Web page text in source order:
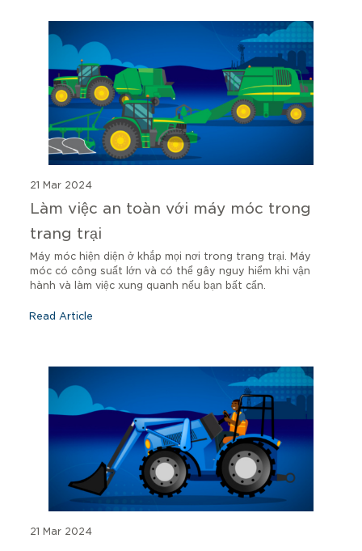
21 Mar 2024
Làm việc an toàn với máy móc trong
trang trại
Máy móc hiện diện ở khắp mọi nơi trong trang trại. Máy
móc có công suất lớn và có thể gây nguy hiểm khi vận
hành và làm việc xung quanh nếu bạn bất cẩn.
Read Article
21 Mar 2024